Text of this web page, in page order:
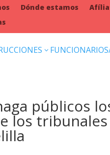
Dónde estamos
3
públicos
los tribunales